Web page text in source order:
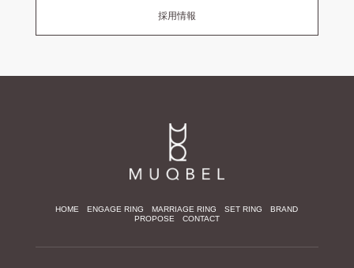
採用情報
HOME ENGAGE RING MARRIAGE RING SET RING
BRAND
PROPOSE
CONTACT